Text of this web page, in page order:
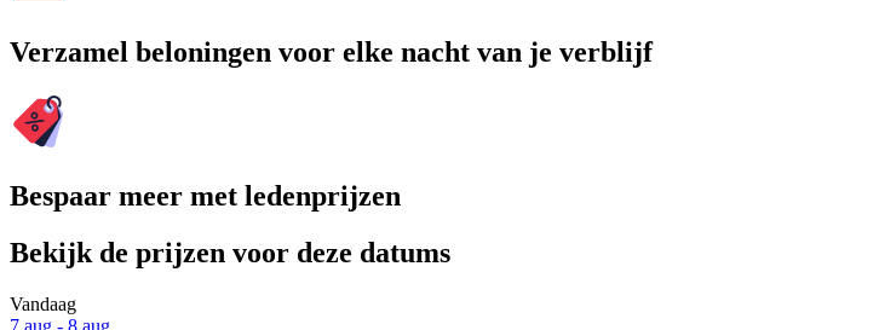
Verzamel beloningen voor elke nacht van je verblijf
Bespaar meer met ledenprijzen
Bekijk de prijzen voor deze datums
Vandaag